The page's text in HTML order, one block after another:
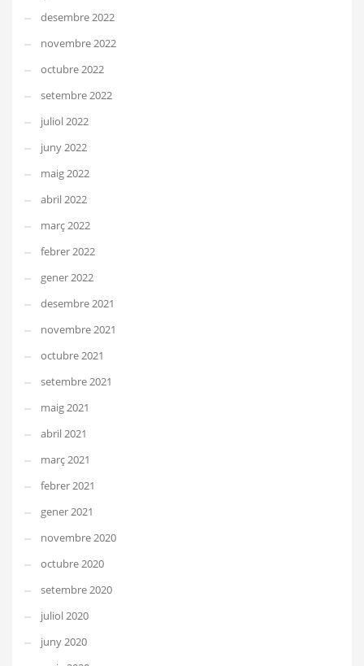
desembre 2022
novembre 2022
octubre 2022
setembre 2022
juliol 2022
juny 2022
maig 2022
abril 2022
març 2022
febrer 2022
gener 2022
desembre 2021
novembre 2021
octubre 2021
setembre 2021
maig 2021
abril 2021
març 2021
febrer 2021
gener 2021
novembre 2020
octubre 2020
setembre 2020
juliol 2020
juny 2020